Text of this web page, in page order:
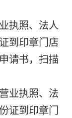
执照、法人
到印章门店
请书，扫描
业执照、法
证到印章门